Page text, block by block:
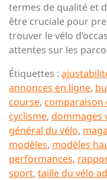
termes de qualité et
être cruciale pour
trouver le vélo
attentes sur les
Étiquettes :
annonces en ligne,
course, comparaison
cyclisme, dommages
général du vélo,
modèles, modèles
performances,
sport, taille du vélo